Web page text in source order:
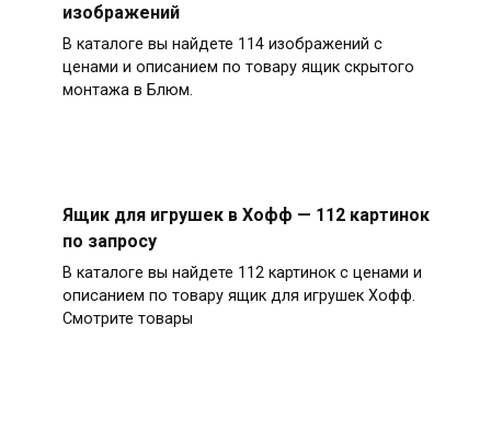
изображений
В каталоге вы найдете 114 изображений с
ценами и описанием по товару ящик скрытого
монтажа в Блюм.
Ящик для игрушек в Хофф — 112 картинок
по запросу
В каталоге вы найдете 112 картинок с ценами и
описанием по товару ящик для игрушек Хофф.
Смотрите товары